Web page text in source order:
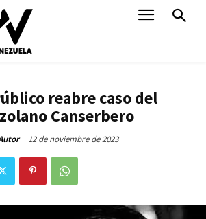
reabre caso del
Canserbero
12 de noviembre de 2023